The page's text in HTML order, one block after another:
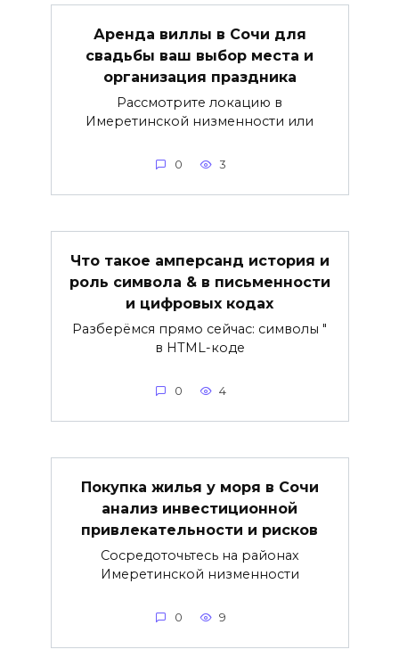
Аренда виллы в Сочи для
свадьбы ваш выбор места и
организация праздника
Рассмотрите локацию в
Имеретинской низменности или
0 3
Что такое амперсанд история и
роль символа & в письменности
и цифровых кодах
Разберёмся прямо сейчас: символы "
в HTML-коде
0 4
Покупка жилья у моря в Сочи
анализ инвестиционной
привлекательности и рисков
Сосредоточьтесь на районах
Имеретинской низменности
0 9